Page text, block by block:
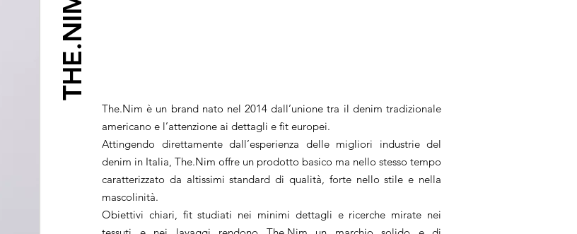
The.Nim è un brand nato nel 2014 dall’unione tra il denim tradizionale
americano e l’attenzione ai dettagli e fit europei.
Attingendo direttamente dall’esperienza delle migliori industrie del
denim in Italia, The.Nim offre un prodotto basico ma nello stesso tempo
caratterizzato da altissimi standard di qualità, forte nello stile e nella
mascolinità.
Obiettivi chiari, fit studiati nei minimi dettagli e ricerche mirate nei